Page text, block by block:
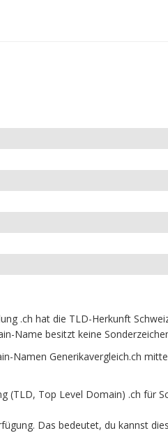
.ch hat die TLD-Herkunft
Name besitzt keine
Namen Generikavergleich.ch
(TLD, Top Level Domain) .ch für
Das bedeutet, du kannst